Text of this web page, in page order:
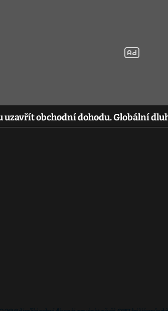
uzavřít obchodní dohodu. Globální